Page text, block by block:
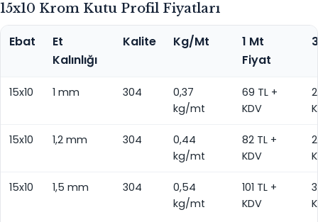
15x10 Krom Kutu Profil Fiyatları
Ebat
Et
Kalınlığı
Kalite Kg/Mt
1 Mt
Fiyat
15x10 1 mm 304
0,37
kg/mt
69 TL +
KDV
15x10 1,2 mm 304
0,44
kg/mt
82 TL +
KDV
15x10 1,5 mm 304
0,54
kg/mt
101 TL +
KDV